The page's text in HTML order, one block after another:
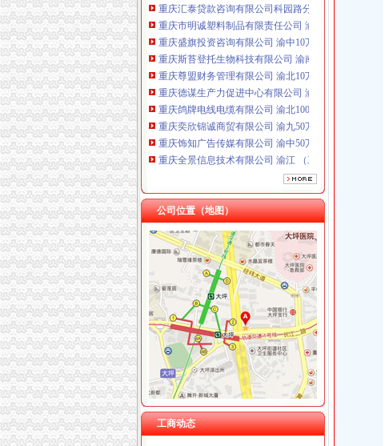
重庆市明诚塑料制品有限责任公司 渝高100万 （进出
重庆盛旗投资咨询有限公司 渝中10万 （工商注册）
重庆斯苔登托生物科技有限公司 渝南10万 （工商注册）
重庆尊盟财务管理有限公司 渝北10万 （工商注册）
重庆德谋生产力促进中心有限公司 渝大10万 （工商注
重庆鸽牌电线电缆有限公司 渝北10010万 (进出口权)
重庆奕欣锦诚商贸有限公司 渝九50万 （工商注册）
重庆饰知广告传媒有限公司 渝中50万 （工商注册）
重庆全景信息技术有限公司 渝江 （工商注册）
重庆泰盛贷款咨询有限公司 渝高 （工商注册）
重庆汇泰贷款咨询有限公司科园路分公司 渝高 （工商
重庆市明诚塑料制品有限责任公司 渝高100万 （进出
重庆盛旗投资咨询有限公司 渝中10万 （工商注册）
重庆斯苔登托生物科技有限公司 渝南10万 （工商注册）
重庆尊盟财务管理有限公司 渝北10万 （工商注册）
重庆德谋生产力促进中心有限公司 渝大10万 （工商注
公司位置（地图）
工商动态
【崇文区磁器口如何注册商标需要多少钱】价格_厂家
【北京磁器口公司注册代理|公司年检代办|代办注册公
北京企划助理招聘信息|北京虎威宝服装有限公司招聘
北京磁器口地铁附近企业招销售顾问
北京玖域通商贸有限公司磁器口分公司_【信用信息_
磁器口公司注册_磁器口注册公司_磁器口代办注册公
【北京崇文磁器口注册公司_代理注册公司_工商注册】
【58同城】北京崇文磁器口工商注册_公司注册代理_
【北京磁器口公司注册代理|公司年检代办|代办注册公
【磁器口外资注册|磁器口注册外资公司】-今题磁器口
【重庆磁器口香港公司注册|注册香港公司|香港公司注
【重庆磁器口工商注册|工商注册代理|工商注册代办】-
【北京崇文区磁器口工商注册公司】-北京58同城
北京新磁器口文化有限公司_【电话地址_招聘信息_注
【58同城】重庆沙坪坝磁器口工商注册_公司注册代理
磁器口工商代办|公司注册|代账报税【今日推荐网-重庆
创业开公司,注册免费咨询【磁器口吧】_百度贴吧
磁器口商标注册_磁器口商标申请_磁器口注册商标-
【北京磁器口专利信息服务平台|专利注册|公司专利申
成都满记甜品有限公司重庆沙坪坝区磁器口分公司_【
北京签证保险：磁器口代理记账公司注册-北京爱问分类
北京恒远惠通通讯科技有限公司磁器口分公司_【信用
代办北京建筑企业资质外地企业进京-磁器口工商注册|
注册香港公司的好处注册香港公司+开户一步到位-磁
北京玖域通商贸有限公司磁器口分公司联系方式_信用
中国电信股份有限公司北京磁器口营业厅联系方式_信